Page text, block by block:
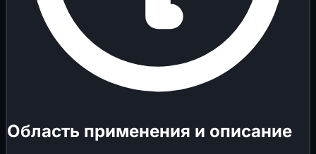
Область применения и описание